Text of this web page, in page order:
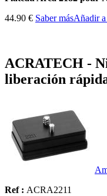
44.90 € Saber másAñadir a
ACRATECH -
liberación
Ref : ACRA2211